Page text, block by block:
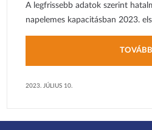
A legfrissebb adatok szerint
napelemes kapacitásban 2023.
TOVÁBB
2023. JÚLIUS 10.